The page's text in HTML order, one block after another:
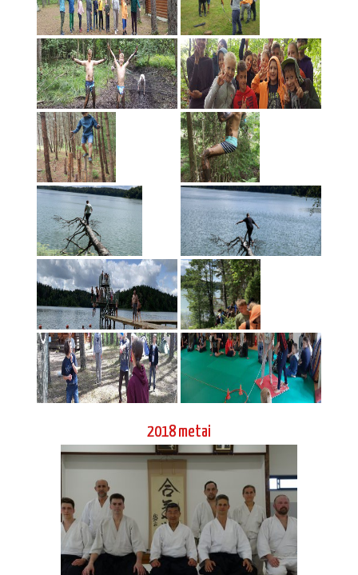
2018 metai
Aido narių kelionė į Japoniją 2018 04